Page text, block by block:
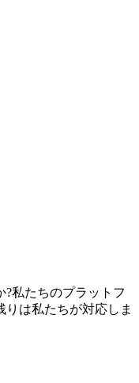
私たちのプラットフ
りは私たちが対応しま